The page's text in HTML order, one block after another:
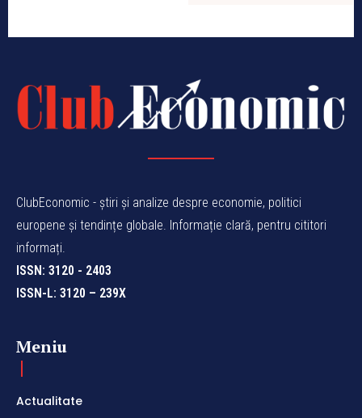
ClubEconomic - știri și analize despre economie, politici
europene și tendințe globale. Informație clară, pentru cititori
informați.
ISSN: 3120 - 2403
ISSN-L: 3120 – 239X
Meniu
Actualitate